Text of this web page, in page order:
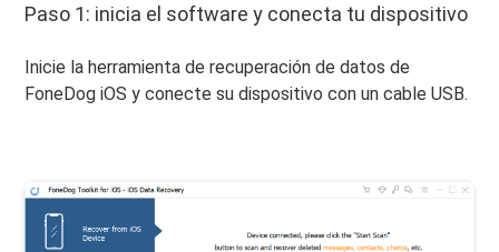
Paso 1: inicia el software y conecta tu dispositivo
Inicie la herramienta de recuperación de datos de
FoneDog iOS y conecte su dispositivo con un cable USB.